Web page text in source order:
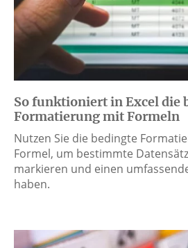
So funktioniert in Excel die
Formatierung mit Formeln
Nutzen Sie die bedingte
Formel, um bestimmte
markieren und einen
haben.